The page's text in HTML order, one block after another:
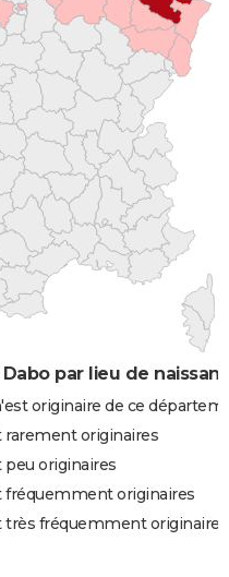
par lieu de
originaire de ce
originaires
originaires
fréquemment originaires
fréquemment originaires